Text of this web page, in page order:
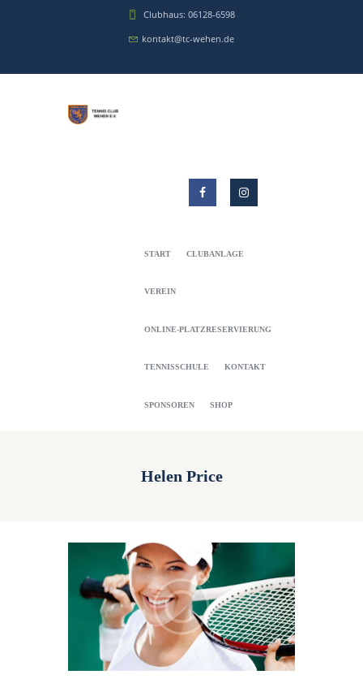
Clubhaus: 06128-6598
kontakt@tc-wehen.de
START CLUBANLAGE
VEREIN
ONLINE-PLATZRESERVIERUNG
TENNISSCHULE KONTAKT
SPONSOREN SHOP
Helen Price